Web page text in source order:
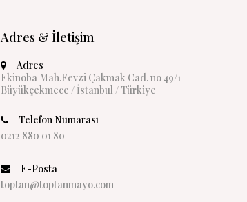
Adres & İletişim
Adres
Ekinoba Mah.Fevzi Çakmak Cad. no 49/1
Büyükçekmece / İstanbul / Türkiye
Telefon Numarası
0212 880 01 80
E-Posta
toptan@toptanmayo.com